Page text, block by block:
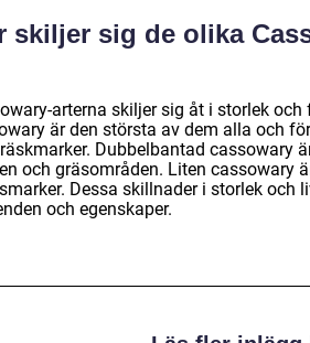
skiljer sig de olika
arterna skiljer sig åt i storlek
är den största av dem alla och
Dubbelbantad cassowary
och gräsområden. Liten cassowary
Dessa skillnader i storlek och
och egenskaper.